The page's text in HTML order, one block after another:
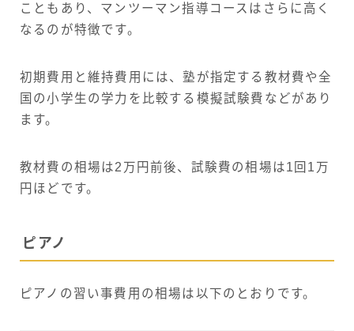
こともあり、マンツーマン指導コースはさらに高く
なるのが特徴です。
初期費用と維持費用には、塾が指定する教材費や全
国の小学生の学力を比較する模擬試験費などがあり
ます。
教材費の相場は2万円前後、試験費の相場は1回1万
円ほどです。
ピアノ
ピアノの習い事費用の相場は以下のとおりです。